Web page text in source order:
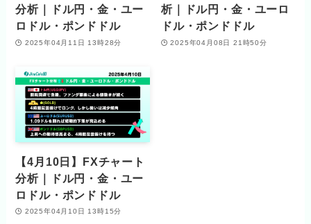
分析｜ドル円・金・ユー
ロドル・ポンドドル
2025年04月11日 13時28分
析｜ドル円・金・ユーロ
ドル・ポンドドル
2025年04月08日 21時50分
【4月10日】FXチャート
分析｜ドル円・金・ユー
ロドル・ポンドドル
2025年04月10日 13時15分